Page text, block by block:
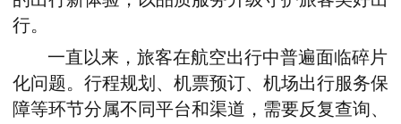
行。
一直以来，旅客在航空出行中普遍面临碎片
化问题。 行程规划、 机票预订、机场出行服务保
障等环节分属不同平台和渠道， 需要反复查询、